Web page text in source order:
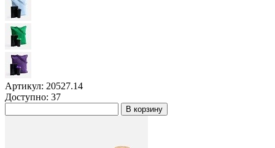
Артикул: 20527.14
Доступно: 37
В корзину